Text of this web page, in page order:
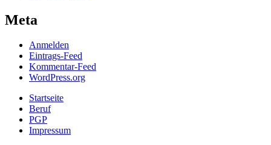
Meta
Anmelden
Eintrags-Feed
Kommentar-Feed
WordPress.org
Startseite
Beruf
PGP
Impressum